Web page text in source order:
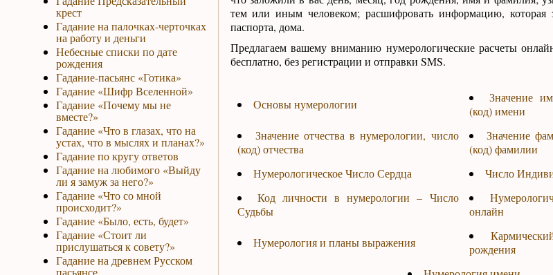
крест
Гадание на палочках-черточках
на работу и деньги
Небесные списки по дате
рождения
Гадание-пасьянс «Готика»
Гадание «Шифр Вселенной»
Гадание «Почему мы не
вместе?»
Гадание «Что в глазах, что на
устах, что в мыслях и планах?»
Гадание по кругу ответов
Гадание на любимого «Выйду
ли я замуж за него?»
Гадание «Что со мной
происходит?»
Гадание «Было, есть, будет»
Гадание «Стоит ли
прислушаться к совету?»
Гадание на древнем Русском
пасьянсе
тем или иным человеком; расшифровать информацию, которая
паспорта, дома.
Предлагаем вашему вниманию нумерологические расчеты
бесплатно, без регистрации и отправки SMS.
Основы нумерологии
Значение
(код) имени
Значение отчества в нумерологии, число
(код) отчества
Значение
(код) фамилии
Нумерологическое Число Сердца
Число
Код личности в нумерологии – Число
Судьбы
онлайн
Нумерология и планы выражения
рождения